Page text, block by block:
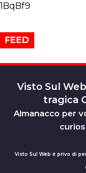
1BqBf9
FEED
Visto Sul
tragica
Almanacco per
Visto Sul Web è privo di